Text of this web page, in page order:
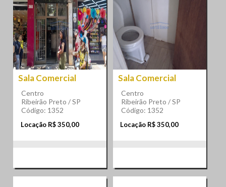
Sala Comercial
Centro
Ribeirão Preto / SP
Código: 1352
Locação R$ 350,00
Sala Comercial
Centro
Ribeirão Preto / SP
Código: 1352
Locação R$ 350,00